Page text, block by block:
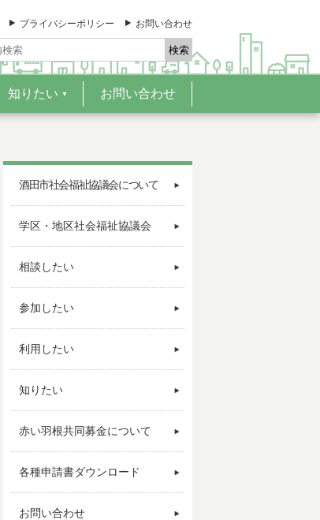
プライバシーポリシー お問い合わせ
知りたい ▼ お問い合わせ
酒田市社会福祉協議会について
学区・地区社会福祉協議会
相談したい
参加したい
利用したい
知りたい
赤い羽根共同募金について
各種申請書ダウンロード
お問い合わせ